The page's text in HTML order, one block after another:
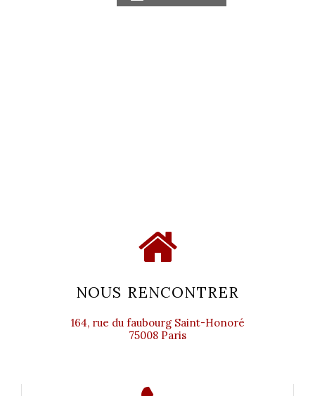
NOUS RENCONTRER
164, rue du faubourg Saint-Honoré
75008 Paris